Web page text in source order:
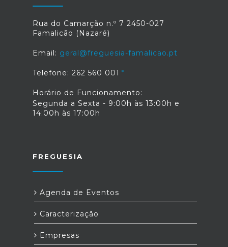
Rua do Camarção n.º 7 2450-027
Famalicão (Nazaré)
Email: geral@freguesia-famalicao.pt
Telefone: 262 560 001
Horário de Funcionamento:
Segunda a Sexta - 9:00h às 13:00h e
14:00h às 17:00h
FREGUESIA
Agenda de Eventos
Caracterização
Empresas